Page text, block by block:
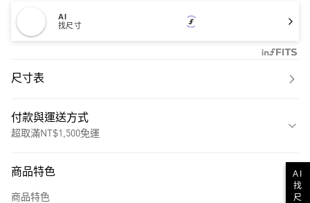
AI
找尺寸
尺寸表
付款與運送方式
超取滿NT$1,500免運
商品特色
商品特色
AI
找
尺